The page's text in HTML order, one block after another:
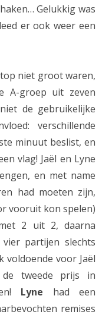
r
d
P
i
x
E
G
s
u
c
c
Gelukkig was
er ook weer een
niet groot waren,
A-groep uit zeven
de gebruikelijke
verschillende
minuut beslist, en
vlag! Jaël en Lyne
en met name
had moeten zijn,
vooruit kon spelen)
2 uit 2, daarna
partijen slechts
voldoende voor Jaël
tweede prijs in
Lyne had een
remises